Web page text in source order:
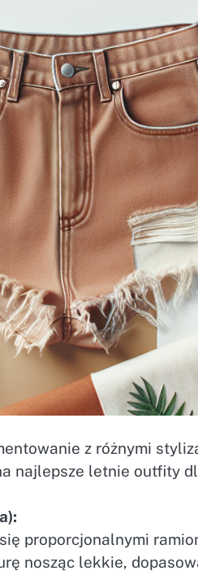
z różnymi
najlepsze letnie outfity
proporcjonalnymi
nosząc lekkie,